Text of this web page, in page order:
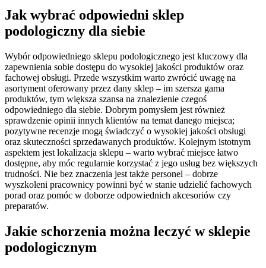
Jak wybrać odpowiedni sklep
podologiczny dla siebie
Wybór odpowiedniego sklepu podologicznego jest kluczowy dla
zapewnienia sobie dostępu do wysokiej jakości produktów oraz
fachowej obsługi. Przede wszystkim warto zwrócić uwagę na
asortyment oferowany przez dany sklep – im szersza gama
produktów, tym większa szansa na znalezienie czegoś
odpowiedniego dla siebie. Dobrym pomysłem jest również
sprawdzenie opinii innych klientów na temat danego miejsca;
pozytywne recenzje mogą świadczyć o wysokiej jakości obsługi
oraz skuteczności sprzedawanych produktów. Kolejnym istotnym
aspektem jest lokalizacja sklepu – warto wybrać miejsce łatwo
dostępne, aby móc regularnie korzystać z jego usług bez większych
trudności. Nie bez znaczenia jest także personel – dobrze
wyszkoleni pracownicy powinni być w stanie udzielić fachowych
porad oraz pomóc w doborze odpowiednich akcesoriów czy
preparatów.
Jakie schorzenia można leczyć w sklepie
podologicznym